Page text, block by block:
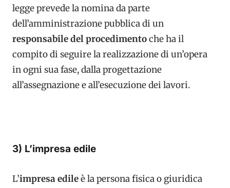
legge prevede la nomina da parte
dell’amministrazione pubblica di un
responsabile del procedimentoche ha il
compito di seguire la realizzazione di un’opera
in ogni sua fase, dalla progettazione
all’assegnazione e all’esecuzione dei lavori.
3) L’impresa edile
L’impresa edileè la persona fisica o giuridica